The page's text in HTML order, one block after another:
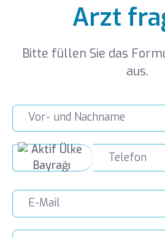
Arzt
Bitte füllen Sie das
aus.